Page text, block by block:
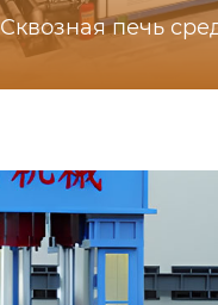
Сквозная печь